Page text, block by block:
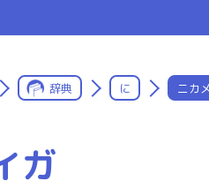
辞典 に ニカ
ガ